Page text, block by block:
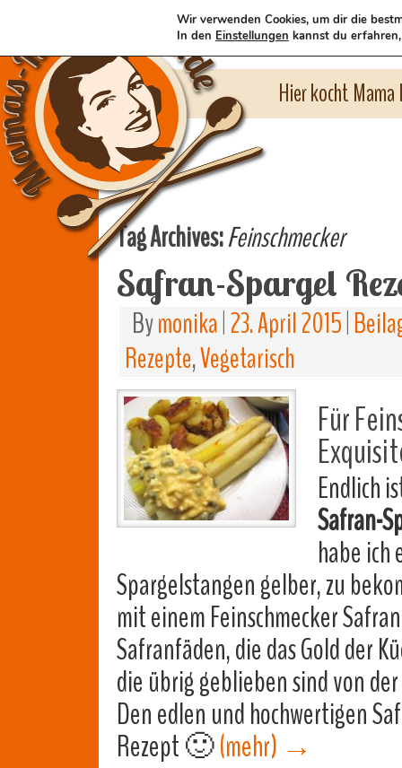
Hier kocht
Tag Archives:Feinschmecker
Safran-Spargel
Bymonika 23. April 2015
Rezepte,Vegetarisch
Für
Endlich
Safran-
habe ich
Spargelstangen gelber, zu
mit einem Feinschmecker
Safranfäden, die das Gold der
die übrig geblieben sind von
Den edlen und hochwertigen
Rezept 🙂(mehr) →
Wir verwenden Cookies, um dir die
In den Einstellungen kannst du